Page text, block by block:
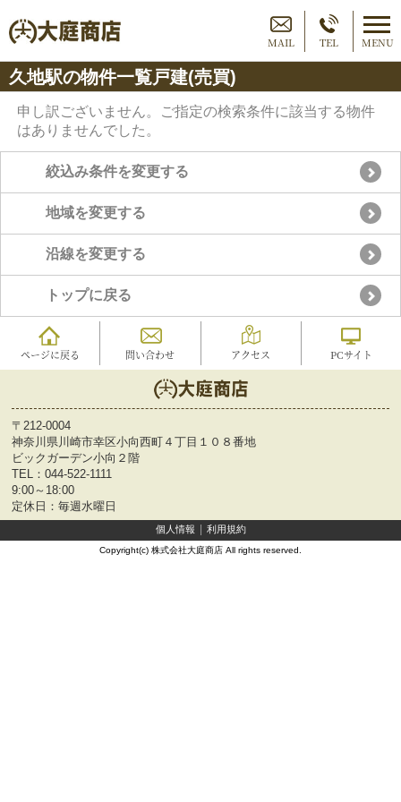
MAIL TEL MENU
久地駅の物件一覧戸建(売買)
申し訳ございません。ご指定の検索条件に該当する物件
はありませんでした。
絞込み条件を変更する
地域を変更する
沿線を変更する
トップに戻る
ページに戻る 問い合わせ アクセス PCサイト
〒212-0004
神奈川県川崎市幸区小向西町４丁目１０８番地
ビックガーデン小向２階
TEL： 044-522-1111
9:00～18:00
定休日：毎週水曜日
個人情報 利用規約
Copyright(c) 株式会社大庭商店 All rights reserved.